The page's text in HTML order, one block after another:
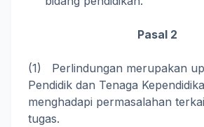
Pasal 2
(1) Perlindungan merupakan
Pendidik dan Tenaga
menghadapi permasalahan
tugas.